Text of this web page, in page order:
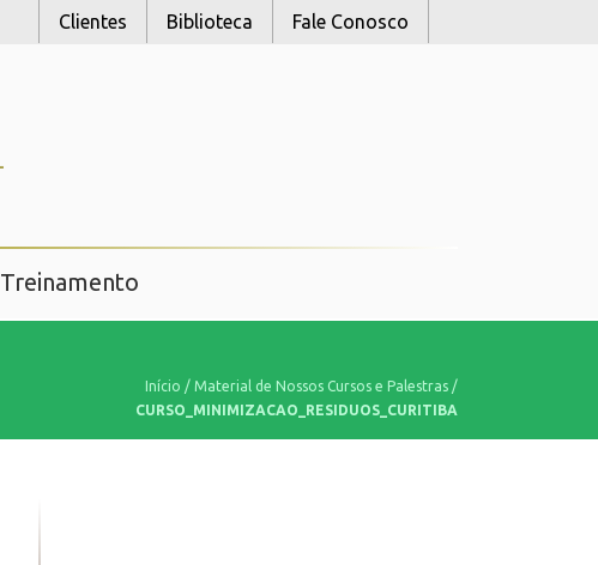
Clientes Biblioteca Fale Conosco
Treinamento
Início / Material de Nossos Cursos e Palestras /
CURSO_MINIMIZACAO_RESIDUOS_CURITIBA